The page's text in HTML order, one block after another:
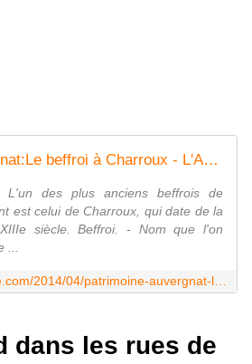
Patrimoine Auvergnat:Le beffroi à Charroux - L'Auvergne Vue par Papou Poustache
L'un des plus anciens beffrois de
est celui de Charroux, qui date de la
siècle. Beffroi. - Nom que l'on
dans les rues de